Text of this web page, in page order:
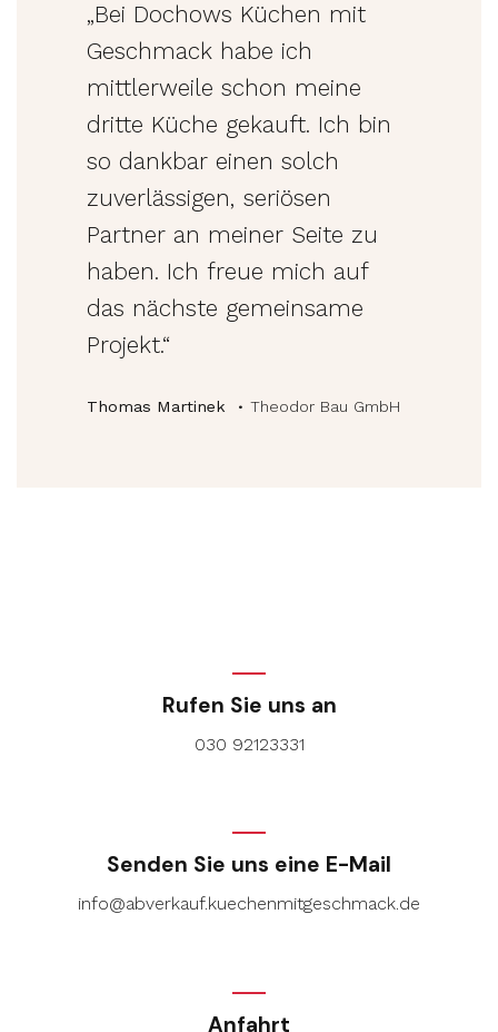
„Bei Dochows Küchen mit
Geschmack habe ich
mittlerweile schon meine
dritte Küche gekauft. Ich bin
so dankbar einen solch
zuverlässigen, seriösen
Partner an meiner Seite zu
haben. Ich freue mich auf
das nächste gemeinsame
Projekt.“
Thomas Martinek • Theodor Bau GmbH
Rufen Sie uns an
030 92123331
Senden Sie uns eine E-Mail
info@abverkauf.kuechenmitgeschmack.de
Anfahrt